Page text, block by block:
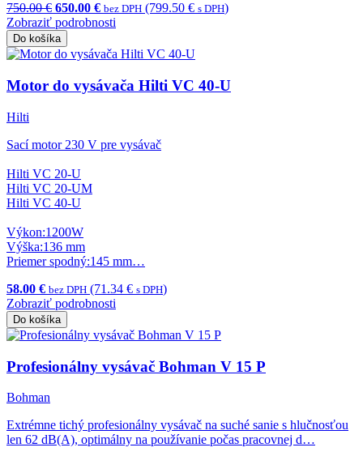
750.00 € 650.00 € bez DPH (799.50 € s DPH)
Zobraziť podrobnosti
Do košíka
Motor do vysávača Hilti VC 40-U
Hilti
Sací motor 230 V pre vysávač
Hilti VC 20-U
Hilti VC 20-UM
Hilti VC 40-U
Výkon:1200W
Výška:136 mm
Priemer spodný:145 mm…
58.00 € bez DPH (71.34 € s DPH)
Zobraziť podrobnosti
Do košíka
Profesionálny vysávač Bohman V 15 P
Bohman
Extrémne tichý profesionálny vysávač na suché sanie s hlučnosťou
len 62 dB(A), optimálny na používanie počas pracovnej d…